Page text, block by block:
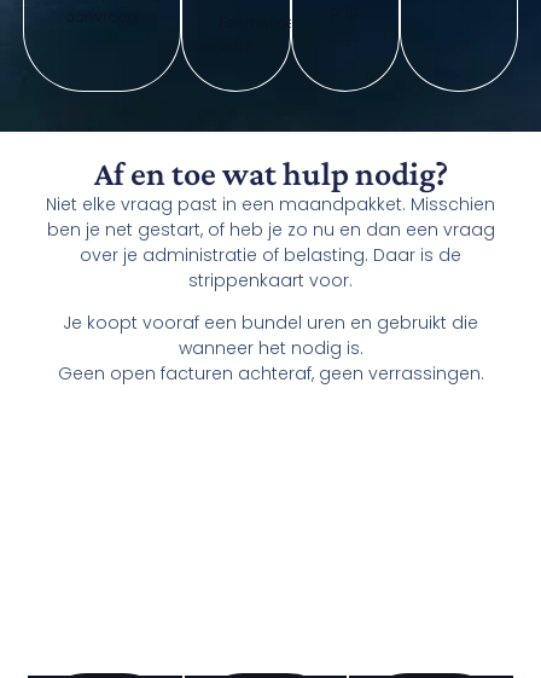
Eenmalige
Af en toe wat hulp nodig?
Niet elke vraag past in een maandpakket. Misschien
ben je net gestart, of heb je zo nu en dan een vraag
over je administratie of belasting. Daar is de
strippenkaart voor.
Je koopt vooraf een bundel uren en gebruikt die
wanneer het nodig is.
Geen open facturen achteraf, geen verrassingen.